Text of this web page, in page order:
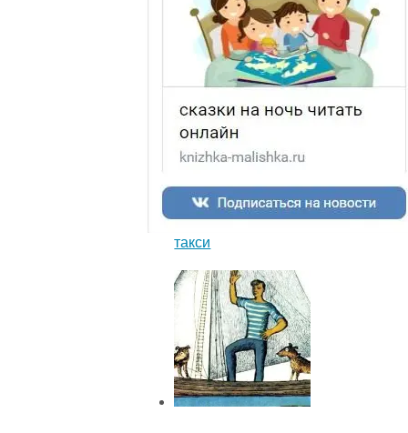
для
маленьких
детей.
На
такси